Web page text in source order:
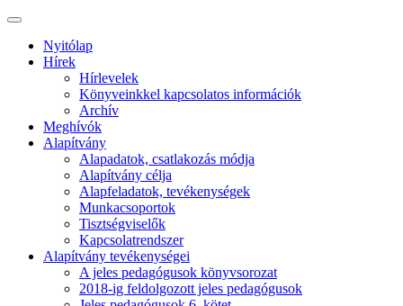
Nyitólap
Hírek
Hírlevelek
Könyveinkkel kapcsolatos információk
Archív
Meghívók
Alapítvány
Alapadatok, csatlakozás módja
Alapítvány célja
Alapfeladatok, tevékenységek
Munkacsoportok
Tisztségviselők
Kapcsolatrendszer
Alapítvány tevékenységei
A jeles pedagógusok könyvsorozat
2018-ig feldolgozott jeles pedagógusok